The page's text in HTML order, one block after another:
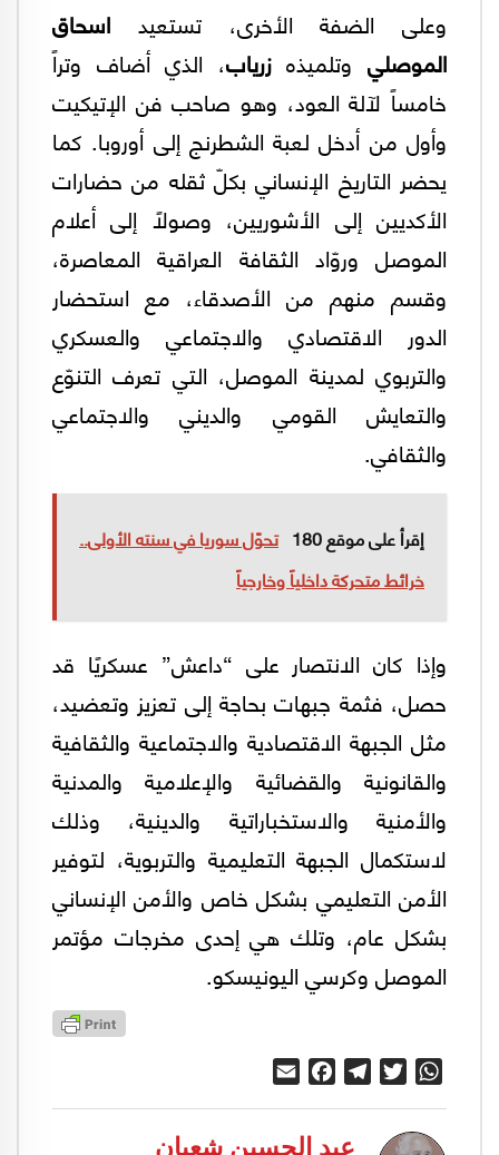
وعلى الضفة الأخرى، تستعيد اسحاق
الموصليوتلميذهزرياب، الذي أضاف وتراً
خامساً لآلة العود، وهو صاحب فن الإتيكيت
وأول من أدخل لعبة الشطرنج إلى أوروبا. كما
يحضر التاريخ الإنساني بكلّ ثقله من حضارات
الأكديين إلى الأشوريين، وصولًا إلى أعلام
الموصل وروّاد الثقافة العراقية المعاصرة،
وقسم منهم من الأصدقاء، مع استحضار
الدور الاقتصادي والاجتماعي والعسكري
والتربوي لمدينة الموصل، التي تعرف التنوّع
والتعايش القومي والديني والاجتماعي
والثقافي.
إقرأ على موقع 180
تحوّل سوريا في سنته الأولى..
خرائط متحركة داخلياً وخارجياً
وإذا كان الانتصار على “داعش” عسكريًا قد
حصل، فثمة جبهات بحاجة إلى تعزيز وتعضيد،
مثل الجبهة الاقتصادية والاجتماعية والثقافية
والقانونية والقضائية والإعلامية والمدنية
والأمنية والاستخباراتية والدينية، وذلك
لاستكمال الجبهة التعليمية والتربوية، لتوفير
الأمن التعليمي بشكل خاص والأمن الإنساني
بشكل عام، وتلك هي إحدى مخرجات مؤتمر
الموصل وكرسي اليونيسكو.
WhatsApp
Twitter
Telegram
Facebook
عبد الحسين شعبان